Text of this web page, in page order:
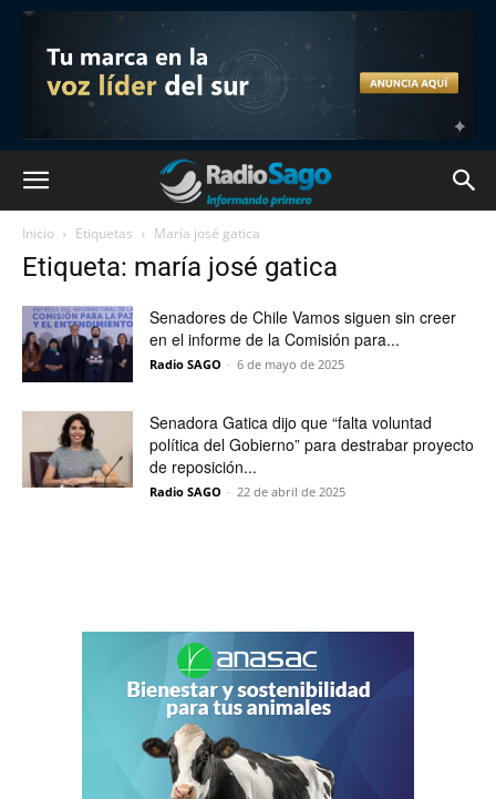
Inicio Etiquetas María josé gatica
Etiqueta: maría josé gatica
Senadores de Chile Vamos siguen sin creer
en el informe de la Comisión para...
Radio SAGO - 6 de mayo de 2025
Senadora Gatica dijo que “falta voluntad
política del Gobierno” para destrabar proyecto
de reposición...
Radio SAGO - 22 de abril de 2025